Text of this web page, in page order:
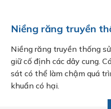
Niềng răng truyền
Niềng răng truyền thống
giữ cố định các dây cung.
sát có thể làm chậm quá
khuẩn có hại.